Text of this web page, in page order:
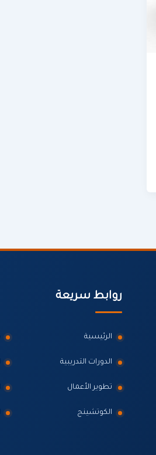
روابط سريعة
الرئيسية
الدورات التدريبية
تطوير الأعمال
الكوتشينج